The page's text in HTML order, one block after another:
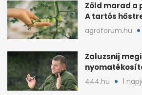
Zöld marad a
A tartós
késleltetheti
agroforum.hu
Zaluzsnij
kritikáját
444.hu 1